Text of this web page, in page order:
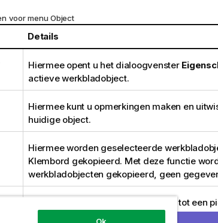
voor menu Object
Details
Hiermee opent u het dialoogvenster
actieve werkbladobject.
Hiermee kunt u opmerkingen maken en
huidige object.
Hiermee worden geselecteerde
Klembord gekopieerd. Met deze functie
werkbladobjecten gekopieerd, geen
Hiermee wordt het object verkleind tot een
op de titelbalk van het